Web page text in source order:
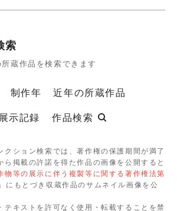
索
蔵作品を検索できます
制作年
近年の所蔵作品
展示記録 作品検索
クション検索では、著作権の保護期間が満了
ら掲載の許諾を得た作品の画像を公開すると
物等の展示に伴う複製等に関する著作権法第
」にもとづき収蔵作品のサムネイル画像を公
テキストを許可なく使用・転載することを禁